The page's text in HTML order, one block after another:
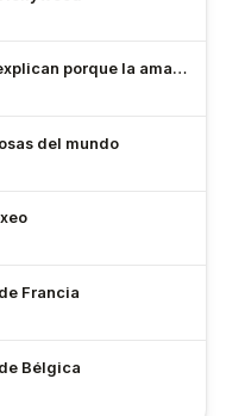
porque la amamos
del mundo
Francia
Bélgica